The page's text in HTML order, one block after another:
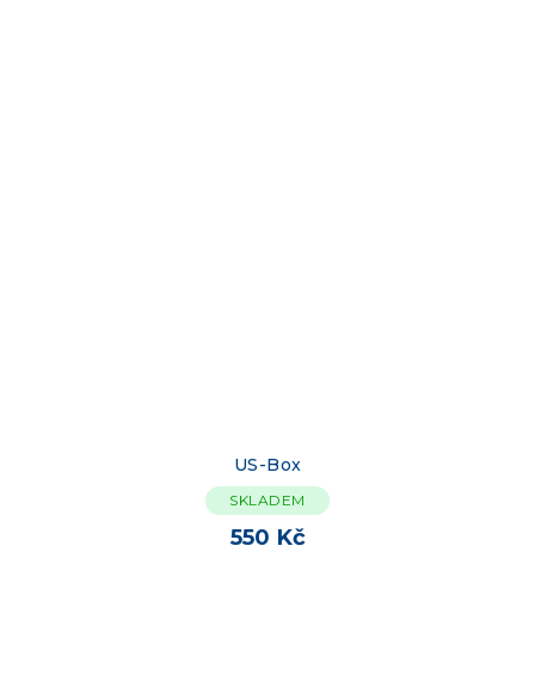
US-Box
SKLADEM
550 Kč